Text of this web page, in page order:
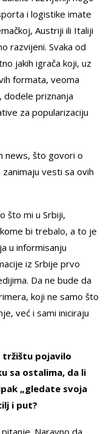
i logistike imate
Austriji ili Italiji
razvijeni. Svaka od
jakih igrača koji, uz
formata, veoma
dodele priznanja
za popularizaciju
news, što govori o
vesti sa ovih
što mi u Srbiji,
bi trebalo, a to je
u informisanju
iz Srbije prvo
Da ne bude da
koji ne samo što
već i sami iniciraju
tržištu pojavilo
sa ostalima, da li
„gledate svoja
i put?